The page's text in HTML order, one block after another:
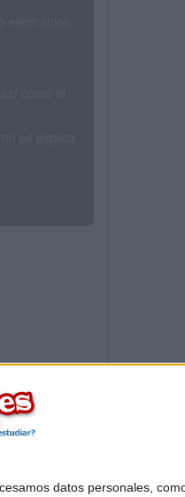
datos personales,